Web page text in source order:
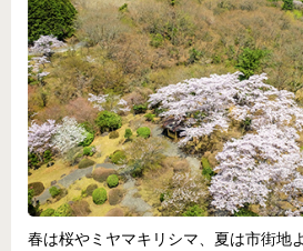
春は桜やミヤマキリシマ、夏は市街地